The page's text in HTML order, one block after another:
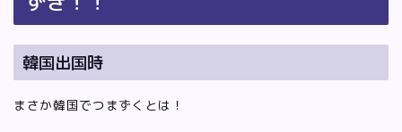
韓国出国時
まさか韓国でつまずくとは！